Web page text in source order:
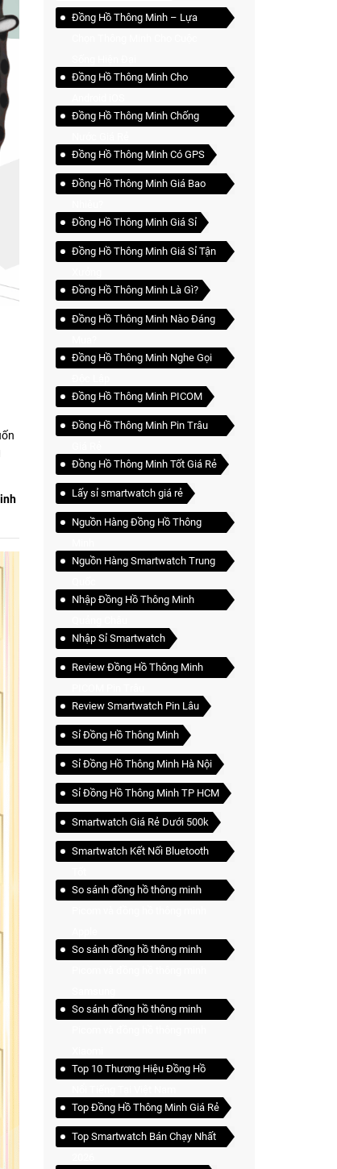
Đồng Hồ Thông Minh – Lựa
Đồng Hồ Thông Minh Cho
Đồng Hồ Thông Minh Chống
Đồng Hồ Thông Minh Có GPS
Đồng Hồ Thông Minh Giá Bao
Đồng Hồ Thông Minh Giá Sỉ
Đồng Hồ Thông Minh Giá Sỉ Tận
Đồng Hồ Thông Minh Là Gì?
Đồng Hồ Thông Minh Nào Đáng
Đồng Hồ Thông Minh Nghe Gọi
Đồng Hồ Thông Minh PICOM
Đồng Hồ Thông Minh Pin Trâu
Đồng Hồ Thông Minh Tốt Giá Rẻ
Lấy sỉ smartwatch giá rẻ
Nguồn Hàng Đồng Hồ Thông
Nguồn Hàng Smartwatch Trung
Nhập Đồng Hồ Thông Minh
Nhập Sỉ Smartwatch
Review Đồng Hồ Thông Minh
Review Smartwatch Pin Lâu
Sỉ Đồng Hồ Thông Minh
Sỉ Đồng Hồ Thông Minh Hà Nội
Sỉ Đồng Hồ Thông Minh TP HCM
Smartwatch Giá Rẻ Dưới 500k
Smartwatch Kết Nối Bluetooth
So sánh đồng hồ thông minh
So sánh đồng hồ thông minh
So sánh đồng hồ thông minh
Top 10 Thương Hiệu Đồng Hồ
Top Đồng Hồ Thông Minh Giá Rẻ
Top Smartwatch Bán Chạy Nhất